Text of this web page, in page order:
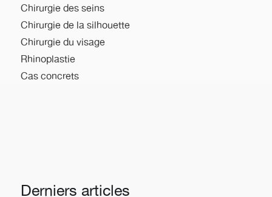
Chirurgie des seins
Chirurgie de la silhouette
Chirurgie du visage
Rhinoplastie
Cas concrets
Derniers articles